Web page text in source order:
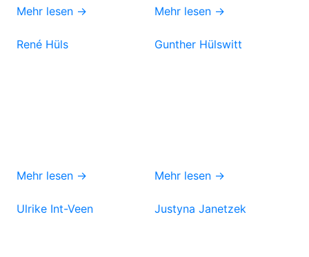
Mehr lesen → Mehr lesen →
René Hüls
Mehr lesen →
Gunther Hülswitt
Mehr lesen →
Ulrike Int-Veen Justyna Janetzek